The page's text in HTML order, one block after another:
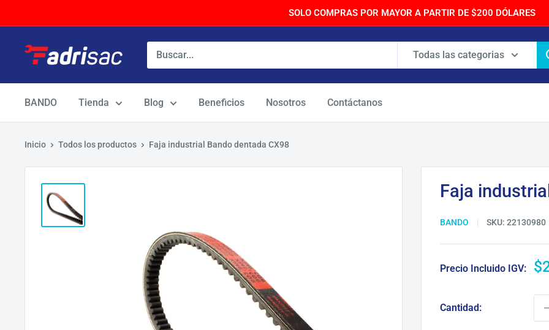
directamente
contenido
SOLO COMPRAS POR MAYOR A PARTIR DE $200 DÓLARES
Todas las categorias
BANDO Tienda Blog Beneficios Nosotros Contáctanos
Inicio Todos los productos Faja industrial Bando dentada CX98
Faja
BANDO SKU: 22130980
Precio Incluido IGV:
Cantidad: